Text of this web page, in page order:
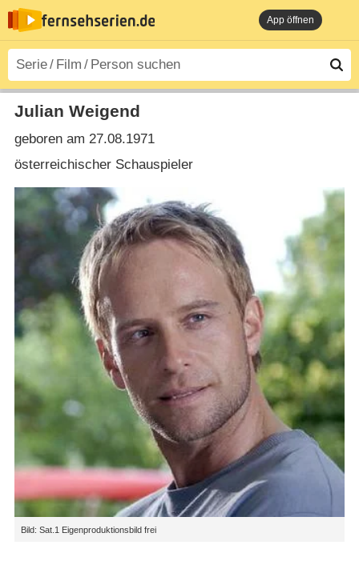
App öffnen
Bild: Sat.1 Eigenproduktionsbild frei
Julian Weigend
geboren am 27.08.1971
österreichischer Schauspieler